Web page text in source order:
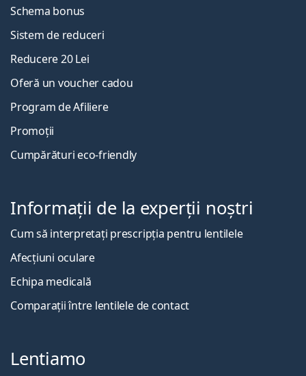
Schema bonus
Sistem de reduceri
Reducere 20 Lei
Oferă un voucher cadou
Program de Afiliere
Promoții
Cumpărături eco-friendly
Informații de la experții noștri
Cum să interpretați prescripția pentru lentilele
Afecțiuni oculare
Echipa medicală
Comparații între lentilele de contact
Lentiamo